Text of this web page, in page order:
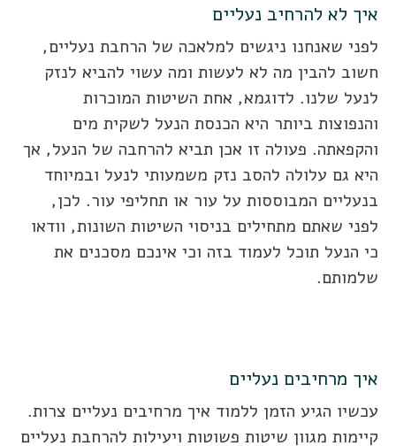
איך לא להרחיב נעליים
לפני שאנחנו ניגשים למלאכה של הרחבת נעליים,
חשוב להבין מה לא לעשות ומה עשוי להביא לנזק
לנעל שלנו. לדוגמא, אחת השיטות המוכרות
והנפוצות ביותר היא הכנסת הנעל לשקית מים
והקפאתה. פעולה זו אכן תביא להרחבה של הנעל, אך
היא גם עלולה להסב נזק משמעותי לנעל ובמיוחד
בנעליים המבוססות על עור או תחליפי עור. לכן,
לפני שאתם מתחילים בניסוי השיטות השונות, וודאו
כי הנעל תוכל לעמוד בזה וכי אינכם מסכנים את
שלמותם.
איך מרחיבים נעליים
עכשיו הגיע הזמן ללמוד איך מרחיבים נעליים צרות.
קיימות מגוון שיטות פשוטות ויעילות להרחבת נעליים